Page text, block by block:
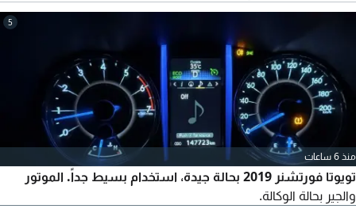
5
منذ 6 ساعات
تويوتا فورتشنر 2019 بحالة جيدة، استخدام بسيط جداً. الموتور
والجير بحالة الوكالة.